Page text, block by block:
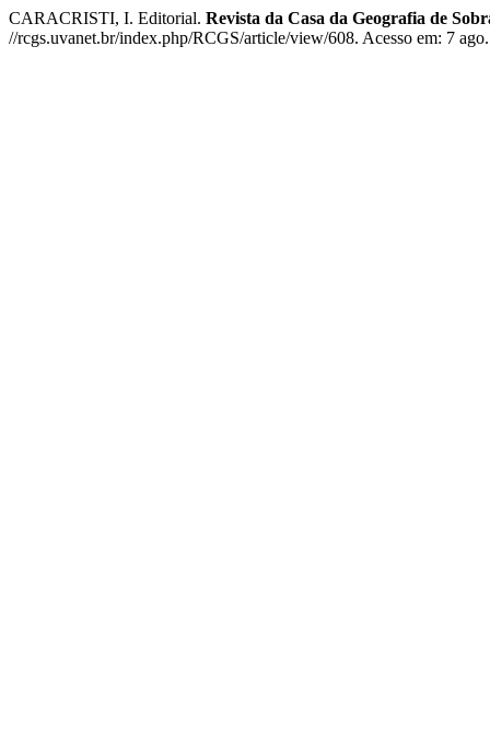
CARACRISTI, I. Editorial. Revista da Casa da Geografia de
//rcgs.uvanet.br/index.php/RCGS/article/view/608. Acesso em: 7